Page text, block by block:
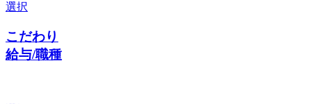
選択
こだわり
給与/職種